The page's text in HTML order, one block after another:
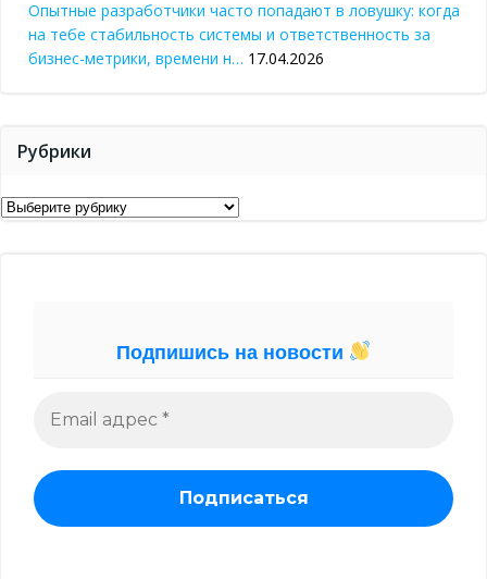
Опытные разработчики часто попадают в ловушку: когда
на тебе стабильность системы и ответственность за
бизнес-метрики, времени н… 17.04.2026
Рубрики
Рубрики
Подпишись на новости